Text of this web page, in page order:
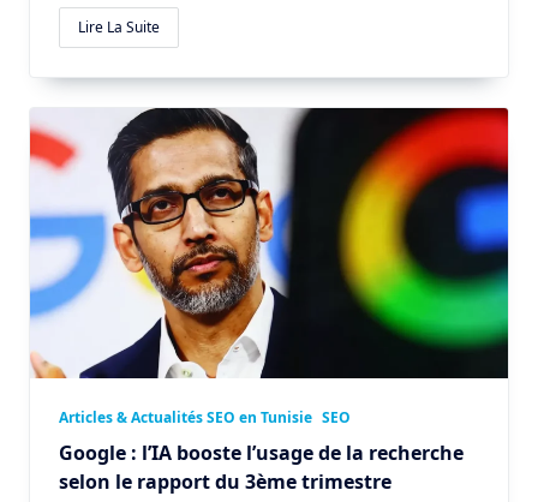
Lire La Suite
Articles & Actualités SEO en Tunisie SEO
Google : l’IA booste l’usage de la recherche
selon le rapport du 3ème trimestre